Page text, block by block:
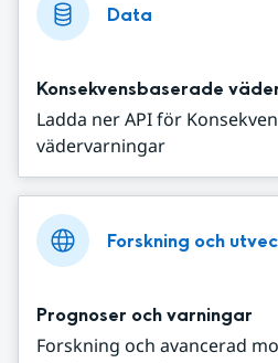
Data
Konsekvensbaserade
Ladda ner API för
vädervarningar
Forskning och
Prognoser och varningar
Forskning och avancerad